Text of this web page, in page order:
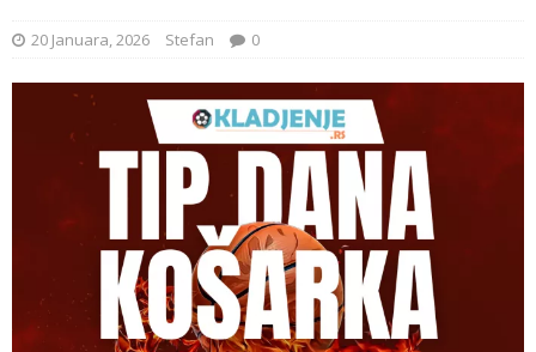
20 Januara, 2026 Stefan 0